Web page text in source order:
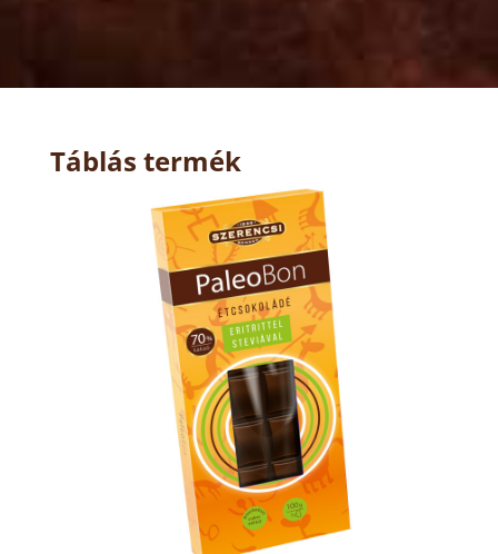
Táblás termék